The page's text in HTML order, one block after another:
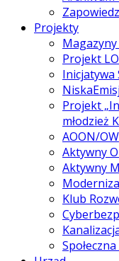
Projekty
Projekt
Inicjatywa
Projekt
młodzież
AOON/OW
Aktywny
Aktywny
Klub